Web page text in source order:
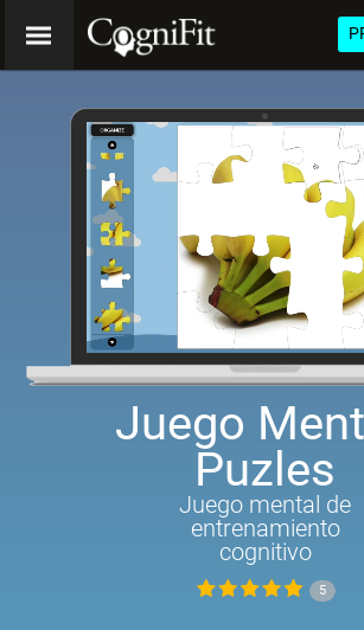
Juego
Puzles
Juego mental de
entrenamiento
cognitivo
5